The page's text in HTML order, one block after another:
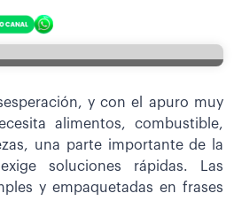
y con el apuro muy
alimentos, combustible,
una parte importante de la
soluciones rápidas. Las
y empaquetadas en frases